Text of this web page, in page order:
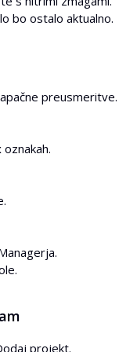
bo ostalo aktualno.
preusmeritve.
oznakah.
projekt.